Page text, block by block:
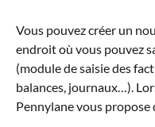
Vous pouvez créer un
endroit où vous pouvez
(module de saisie des
balances, journaux…).
Pennylane vous propose